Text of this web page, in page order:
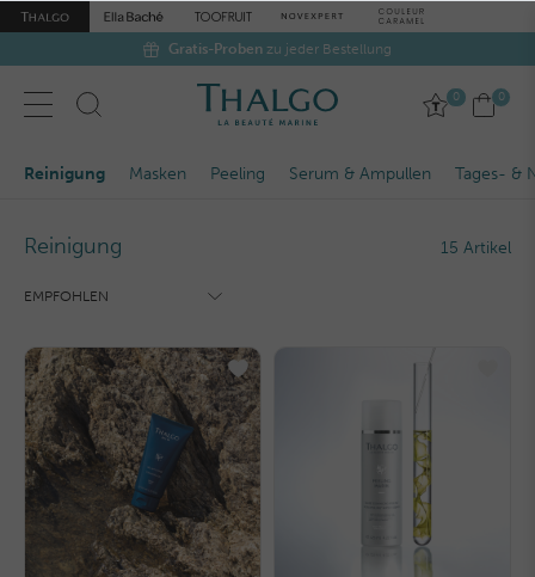
Gratis-Proben zu jeder Bestellung
0 0
Reinigung Masken Peeling Serum & Ampullen Tages- &
Reinigung 15 Artikel